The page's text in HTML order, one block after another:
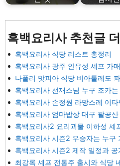
흑백요리사 추천글
흑백요리사 식당 리스트 총정리
흑백요리사 광주 안유성 셰프 가
나폴리 맛피아 식당 비아톨레도
흑백요리사 선재스님 누구 조카
흑백요리사 손정원 라망스레 이
흑백요리사 엄마밥상 대구 팔공
흑백요리사2 요리괴물 이하성 셰
흑백요리사 시즌2 우승자는 누구
흑백요리사 시즌2 제작 일정과 공
최강록 셰프 전통주 출시와 식당